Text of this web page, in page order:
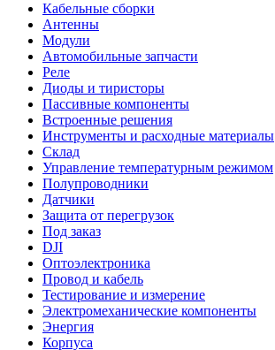
Кабельные сборки
Антенны
Модули
Автомобильные запчасти
Реле
Диоды и тиристоры
Пассивные компоненты
Встроенные решения
Инструменты и расходные материалы
Склад
Управление температурным режимом
Полупроводники
Датчики
Защита от перегрузок
Под заказ
DJI
Оптоэлектроника
Провод и кабель
Тестирование и измерение
Электромеханические компоненты
Энергия
Корпуса